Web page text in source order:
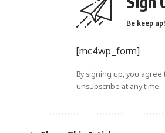
Be keep
[mc4wp_form]
By signing up, you agree
unsubscribe at any time.